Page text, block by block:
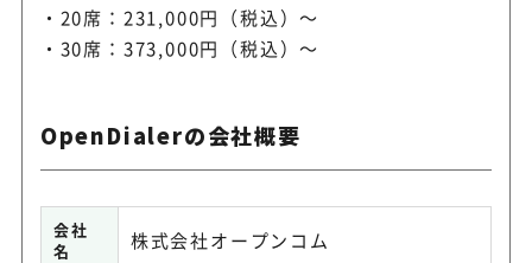
20席：231,000円（税込）～
30席：373,000円（税込）～
OpenDialerの会社概要
会社
名
株式会社オープンコム